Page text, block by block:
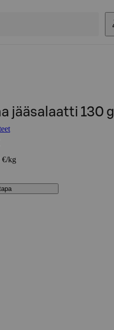
jääsalaatti 130 g
€/kg